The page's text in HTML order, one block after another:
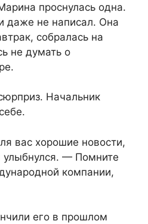
проснулась одна.
даже не написал. Она
собралась на
не думать о
Начальник
вас хорошие новости,
— Помните
компании,
его в прошлом